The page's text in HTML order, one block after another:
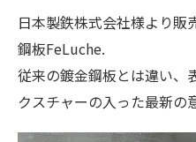
日本製鉄株式会社様より販
鋼板FeLuche.
従来の鍍金鋼板とは違い、
クスチャーの入った最新の